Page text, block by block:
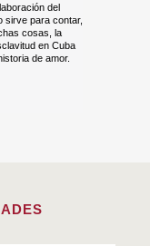
del
sirve para contar,
cosas, la
en Cuba
de amor.